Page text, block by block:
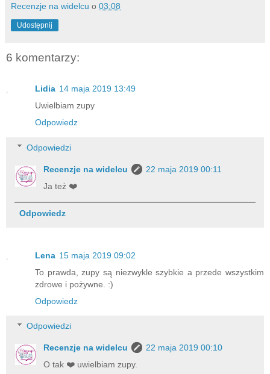
Recenzje na widelcu o 03:08
Udostępnij
6 komentarzy:
Lidia 14 maja 2019 13:49
Uwielbiam zupy
Odpowiedz
Odpowiedzi
Recenzje na widelcu
22 maja 2019 00:11
Ja też ❤️
Odpowiedz
Lena 15 maja 2019 09:02
To prawda, zupy są niezwykle szybkie a przede wszystkim
zdrowe i pożywne. :)
Odpowiedz
Odpowiedzi
Recenzje na widelcu
22 maja 2019 00:10
O tak ❤️ uwielbiam zupy.